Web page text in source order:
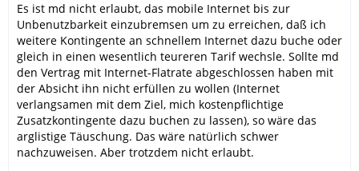
Es ist md nicht erlaubt, das mobile Internet bis zur
Unbenutzbarkeit einzubremsen um zu erreichen, daß ich
weitere Kontingente an schnellem Internet dazu buche oder
gleich in einen wesentlich teureren Tarif wechsle. Sollte md
den Vertrag mit Internet-Flatrate abgeschlossen haben mit
der Absicht ihn nicht erfüllen zu wollen (Internet
verlangsamen mit dem Ziel, mich kostenpflichtige
Zusatzkontingente dazu buchen zu lassen), so wäre das
arglistige Täuschung. Das wäre natürlich schwer
nachzuweisen. Aber trotzdem nicht erlaubt.